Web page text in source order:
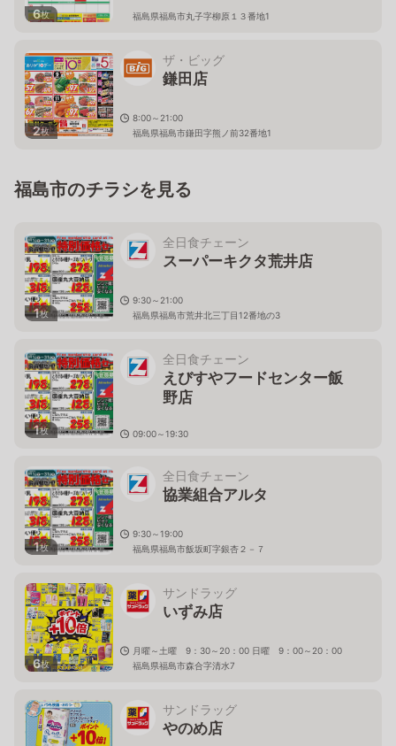
6枚 福島県福島市丸子字柳原１３番地1
2枚
ザ・ビッグ
鎌田店
8:00～21:00
福島県福島市鎌田字熊ノ前32番地1
福島市のチラシを見る
1枚
全日食チェーン
スーパーキクタ荒井店
9:30～21:00
福島県福島市荒井北三丁目12番地の3
1枚
全日食チェーン
えびすやフードセンター飯
野店
09:00～19:30
1枚
全日食チェーン
協業組合アルタ
9:30～19:00
福島県福島市飯坂町字銀杏２－７
6枚
サンドラッグ
いずみ店
月曜～土曜 9：30～20：00 日曜 9：00～20：00
福島県福島市森合字清水7
サンドラッグ
やのめ店